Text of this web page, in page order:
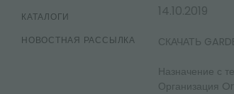
БОЛЬШЕ РЕЗУЛЬТАТОВ ДЛЯ ВАС:
КАТАЛОГИ
НОВОСТНАЯ РАССЫЛКА
14.10.2019
СКАЧАТЬ
Назначение с
Организация